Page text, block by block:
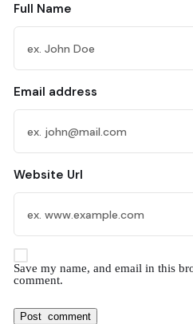
Full Name
Email address
Website Url
Save my name, and email in this
comment.